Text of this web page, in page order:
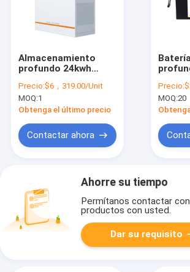
Almacenamiento
profundo 24kwh
batería del ciclo de la
energía solar del
hogar
Precio:$6，319.00/Unit
MOQ:1
Obtenga el último precio
Contactar ahora
la
Ev
Precio:
MOQ:20
Ahorre su tiempo
Permítanos contactar
productos con usted.
Dar su requisito